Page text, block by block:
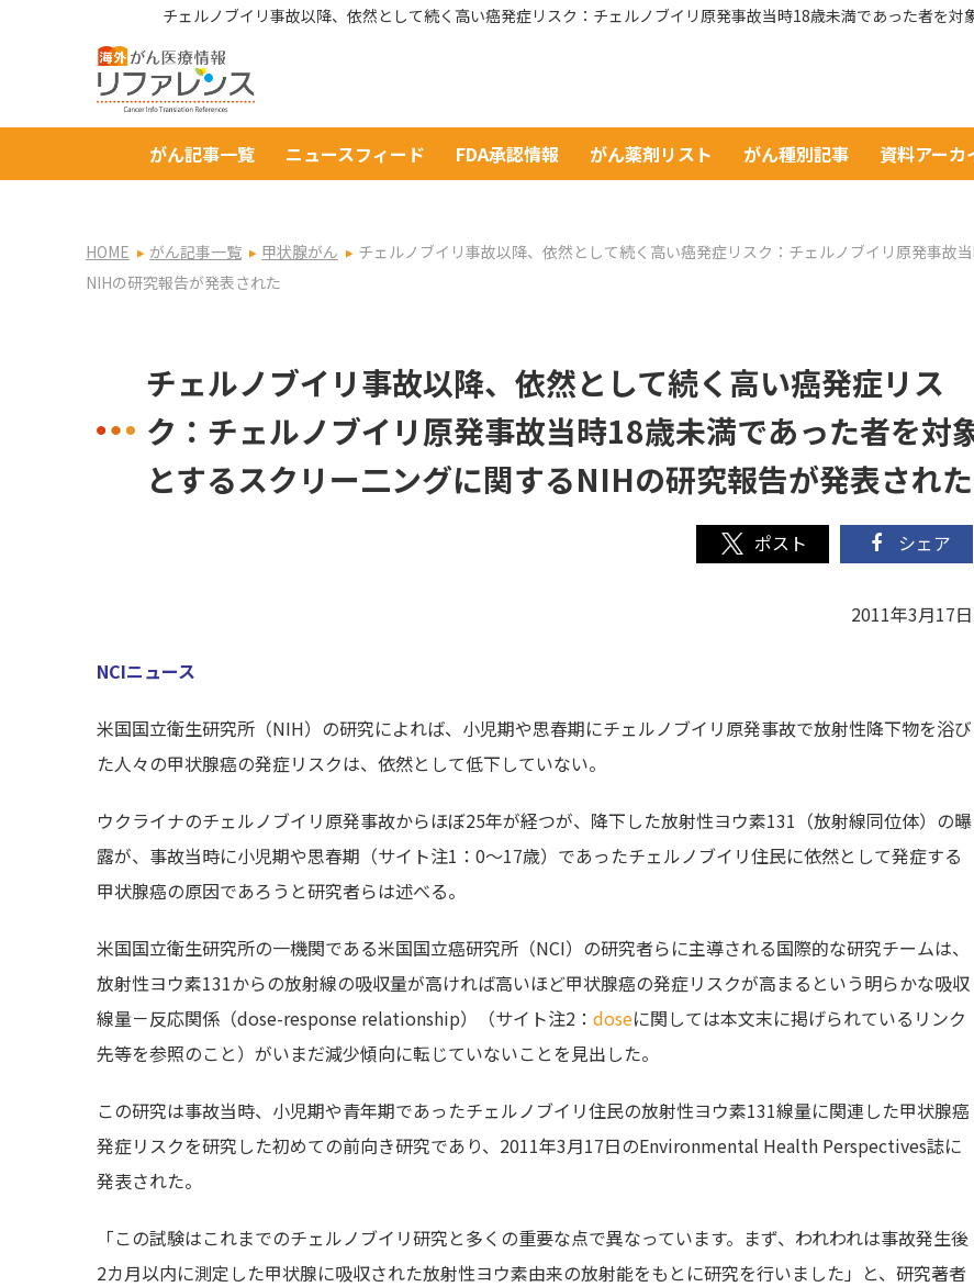
チェルノブイリ事故以降、依然として続く高い癌発症リスク：チェルノブイリ原発事故当時18歳未満であった者を
がん記事一覧 ニュースフィード FDA承認情報 がん薬剤リスト がん種別記事 資料アーカ
HOME がん記事一覧 甲状腺がん
チェルノブイリ事故以降、依然として続く高い癌発症リスク：チェルノブイリ原発事故
NIHの研究報告が発表された
チェルノブイリ事故以降、依然として続く高い癌発症リス
ク：チェルノブイリ原発事故当時18歳未満であった者を対
とするスクリー二ングに関するNIHの研究報告が発表された
シェア
2011年3月17日
NCIニュース
米国国立衛生研究所（NIH）の研究によれば、小児期や思春期にチェルノブイリ原発事故で放射性降下物を浴び
た人々の甲状腺癌の発症リスクは、依然として低下していない。
ウクライナのチェルノブイリ原発事故からほぼ25年が経つが、降下した放射性ヨウ素131（放射線同位体）の曝
露が、事故当時に小児期や思春期（サイト注1：0～17歳）であったチェルノブイリ住民に依然として発症する
甲状腺癌の原因であろうと研究者らは述べる。
米国国立衛生研究所の一機関である米国国立癌研究所（NCI）の研究者らに主導される国際的な研究チームは、
放射性ヨウ素131からの放射線の吸収量が高ければ高いほど甲状腺癌の発症リスクが高まるという明らかな吸収
線量－反応関係（dose-response relationship）（サイト注2： doseに関しては本文末に掲げられているリンク
先等を参照のこと）がいまだ減少傾向に転じていないことを見出した。
この研究は事故当時、小児期や青年期であったチェルノブイリ住民の放射性ヨウ素131線量に関連した甲状腺癌
発症リスクを研究した初めての前向き研究であり、2011年3月17日のEnvironmental Health Perspectives誌に
発表された。
「この試験はこれまでのチェルノブイリ研究と多くの重要な点で異なっています。まず、われわれは事故発生後
2カ月以内に測定した甲状腺に吸収された放射性ヨウ素由来の放射能をもとに研究を行いました」と、研究著者